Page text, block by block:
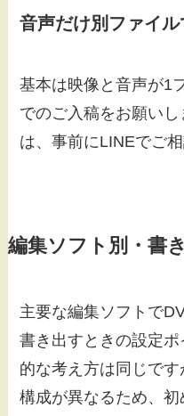
音声だけ別ファイ
基本は映像と音声が1
でのご入稿をお願い
は、事前にLINEでご相
編集ソフト別・書
主要な編集ソフトで
書き出すときの設定
的な考え方は同じで
構成が異なるため、